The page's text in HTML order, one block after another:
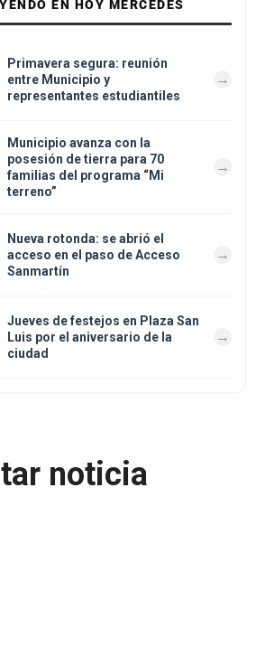
EN HOY MERCEDES
Primavera segura: reunión
entre Municipio y
representantes estudiantiles
Municipio avanza con la
posesión de tierra para 70
familias del programa “Mi
terreno”
Nueva rotonda: se abrió el
acceso en el paso de Acceso
Sanmartín
Jueves de festejos en Plaza San
Luis por el aniversario de la
ciudad
noticia